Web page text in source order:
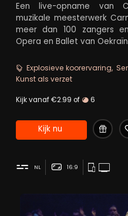
Een live-opname van
muzikale meesterwerk
meer dan 100 zangers
Opera en Ballet van
Explosieve koorervaring
Kunst als verzet
Kijk vanaf €2.99 of 6
Kijk nu
NL 16:9